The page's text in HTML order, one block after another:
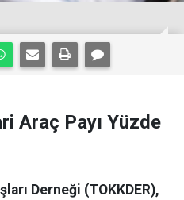
Araç Payı Yüzde
Derneği (TOKKDER),